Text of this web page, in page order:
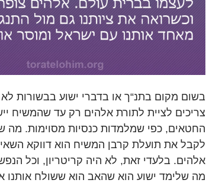
בשום מקום בתנ“ך או בדברי ישוע בבשורות
צריכים לציית לתורת אלהים רק עד שהמשיח
החטאים, כפי שמלמדות כנסיות מסוימות. מה
לקבל את תועלת קרבן המשיח הוא דווקא
אלהים. בלעדי זאת, לא היה קריטריון, וכל
מה שלימד ישוע הוא שהאב הוא ששולח אותנו